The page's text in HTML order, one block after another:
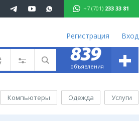
+7 (701) 233 33 81
233 33 81
Регистрация Вход
839
объявления +
Компьютеры Одежда Услуги